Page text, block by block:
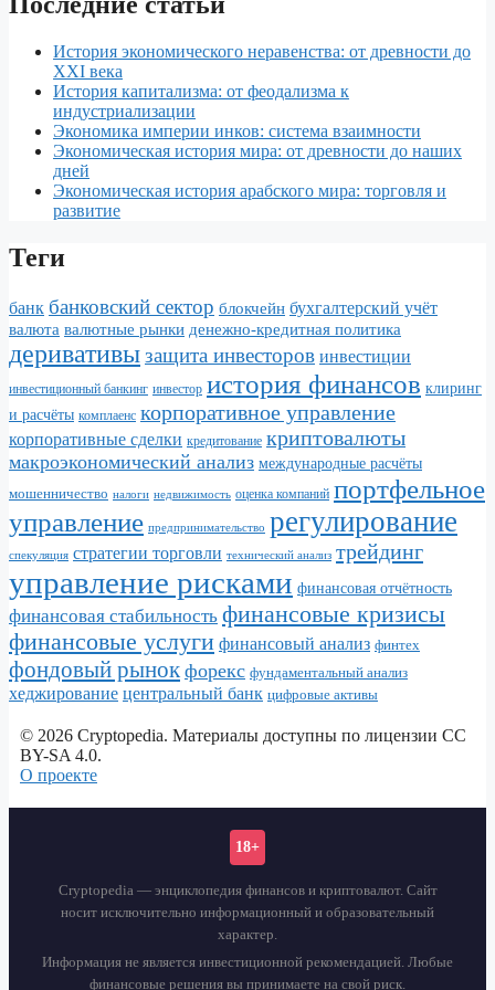
История экономического неравенства: от древности до
XXI века
История капитализма: от феодализма к
индустриализации
Экономика империи инков: система взаимности
Экономическая история мира: от древности до наших
дней
Экономическая история арабского мира: торговля и
развитие
Теги
банк банковский сектор блокчейн бухгалтерский учёт
валюта валютные рынки денежно-кредитная политика
деривативы защита инвесторов инвестиции
инвестиционный банкинг инвестор история финансов клиринг
и расчёты комплаенс корпоративное управление
корпоративные сделки кредитование криптовалюты
макроэкономический анализ международные расчёты
мошенничество налоги недвижимость оценка компаний портфельное
управление предпринимательство регулирование
спекуляция стратегии торговли технический анализ трейдинг
управление рисками финансовая отчётность
финансовая стабильность финансовые кризисы
финансовые услуги финансовый анализ финтех
фондовый рынок форекс фундаментальный анализ
хеджирование центральный банк цифровые активы
© 2026 Cryptopedia. Материалы доступны по лицензии CC
BY-SA 4.0.
О проекте
18+
Cryptopedia — энциклопедия финансов и криптовалют. Сайт
носит исключительно информационный и образовательный
характер.
Информация не является инвестиционной рекомендацией. Любые
финансовые решения вы принимаете на свой риск.